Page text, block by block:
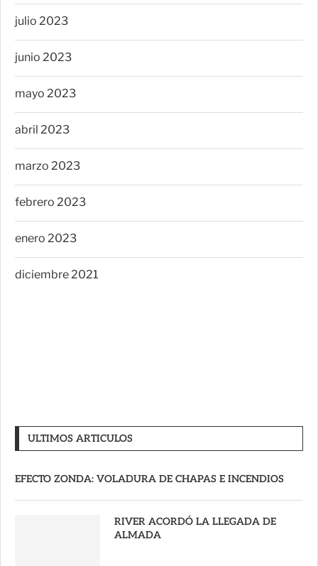
julio 2023
junio 2023
mayo 2023
abril 2023
marzo 2023
febrero 2023
enero 2023
diciembre 2021
ULTIMOS ARTICULOS
EFECTO ZONDA: VOLADURA DE CHAPAS E INCENDIOS
RIVER ACORDÓ LA LLEGADA DE
ALMADA